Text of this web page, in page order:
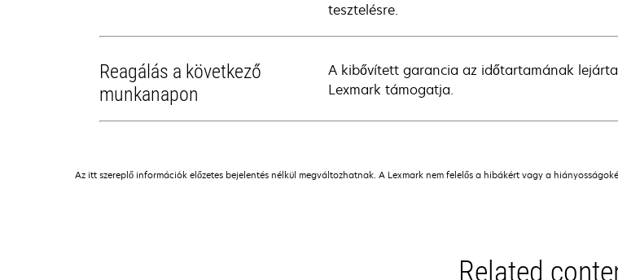
tesztelésre.
Reagálás a következő
munkanapon
A kibővített garancia az időtartamának
Lexmark támogatja.
Az itt szereplő információk előzetes bejelentés nélkül megváltozhatnak. A Lexmark nem felelős a hibákért vagy a
Related